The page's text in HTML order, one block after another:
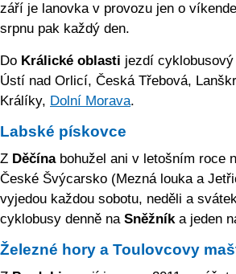
září je lanovka v provozu jen o
srpnu pak každý den.
Do Králické oblasti jezdí
Ústí nad Orlicí, Česká Třebová,
Králíky, Dolní Morava.
Labské pískovce
Z Děčínabohužel ani v letošním roce
České Švýcarsko (Mezná louka a
vyjedou každou sobotu, neděli a
cyklobusy denně na Sněžníka jeden
Železné hory a Toulovcovy